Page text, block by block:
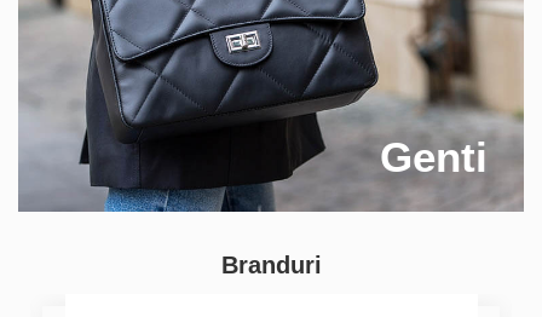
Genti
Branduri